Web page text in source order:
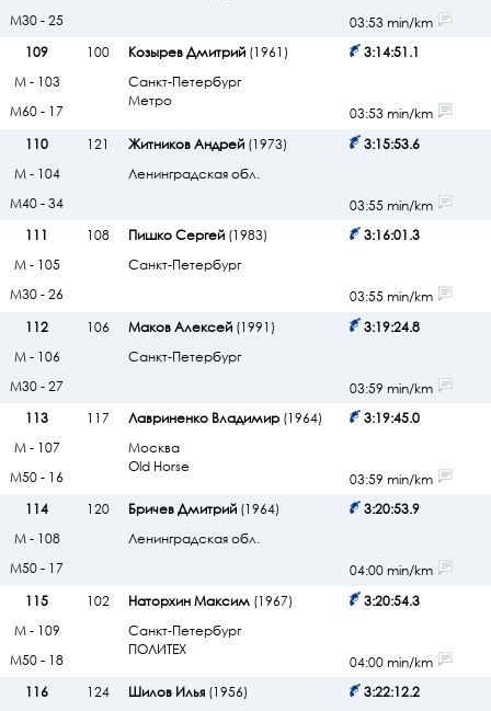
М30 - 25
03:53 min/km
109
100 Козырев Дмитрий(1961)
Санкт-Петербург
Метро
3:14:51.1
М - 103
М60 - 17
03:53 min/km
110
121 Житников Андрей(1973)
Ленинградская обл.
3:15:53.6
М - 104
М40 - 34
03:55 min/km
111
108 Пишко Сергей(1983)
Санкт-Петербург
3:16:01.3
М - 105
М30 - 26
03:55 min/km
112
106 Маков Алексей(1991)
Санкт-Петербург
3:19:24.8
М - 106
М30 - 27
03:59 min/km
113
117 Лавриненко Владимир(1964)
Москва
Old Horse
3:19:45.0
М - 107
М50 - 16
03:59 min/km
114
120 Бричев Дмитрий(1964)
Ленинградская обл.
3:20:53.9
М - 108
М50 - 17
04:00 min/km
115
102 Наторхин Максим(1967)
Санкт-Петербург
ПОЛИТЕХ
3:20:54.3
М - 109
М50 - 18
04:00 min/km
116
124 Шилов Илья(1956)
3:22:12.2